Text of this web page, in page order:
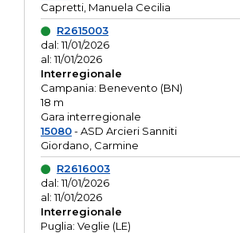
Capretti, Manuela Cecilia
R2615003
dal: 11/01/2026
al: 11/01/2026
Interregionale
Campania: Benevento (BN)
18 m
Gara interregionale
15080- ASD Arcieri Sanniti
Giordano, Carmine
R2616003
dal: 11/01/2026
al: 11/01/2026
Interregionale
Puglia: Veglie (LE)